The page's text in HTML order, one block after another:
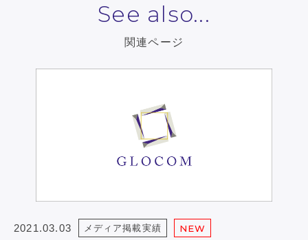
See also...
関連ページ
2021.03.03 メディア掲載実績 NEW